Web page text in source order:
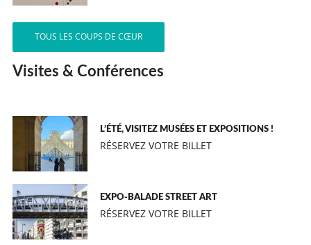
TOUS LES COUPS DE CŒUR
Visites & Conférences
L’ÉTÉ, VISITEZ MUSÉES ET EXPOSITIONS !
RÉSERVEZ VOTRE BILLET
EXPO-BALADE STREET ART
RÉSERVEZ VOTRE BILLET